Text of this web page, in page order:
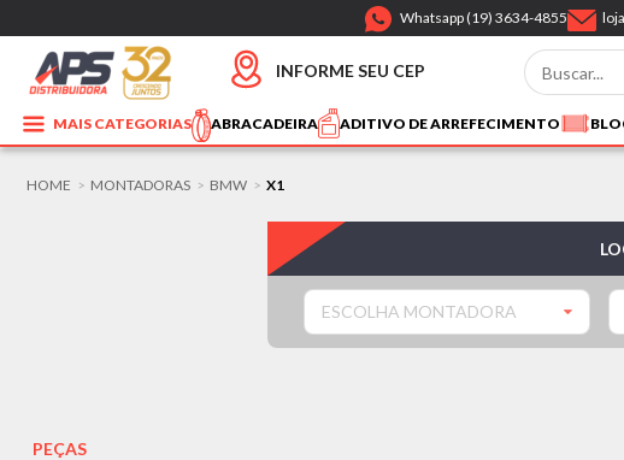
Whatsapp (19) 3634-4855
INFORME SEU CEP
MAIS CATEGORIAS ABRACADEIRA ADITIVO DE ARREFECIMENTO
HOME > MONTADORAS > BMW > X1
ESCOLHA MONTADORA
PEÇAS